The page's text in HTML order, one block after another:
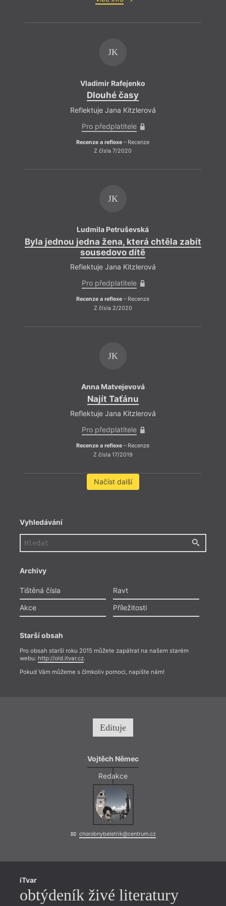
JK
Vladimir Rafejenko
Dlouhé časy
Reflektuje Jana Kitzlerová
Pro předplatitele
Recenze a reflexe – Recenze
Z čísla 7/2020
JK
Ludmila Petruševská
Byla jednou jedna žena, která chtěla zabít
sousedovo dítě
Reflektuje Jana Kitzlerová
Pro předplatitele
Recenze a reflexe – Recenze
Z čísla 2/2020
JK
Anna Matvejevová
Najít Taťánu
Reflektuje Jana Kitzlerová
Pro předplatitele
Recenze a reflexe – Recenze
Z čísla 17/2019
Načíst další
Vyhledávání
Archivy
Tištěná čísla
Ravt
Akce
Příležitosti
Starší obsah
Pro obsah starší roku 2015 můžete zapátrat na našem starém
webu: http://old.itvar.cz.
Pokud Vám můžeme s čímkoliv pomoci, napište nám!
Edituje
Vojtěch Němec
Redakce
chorobnybeletrik@centrum.cz
iTvar
obtýdeník živé literatury